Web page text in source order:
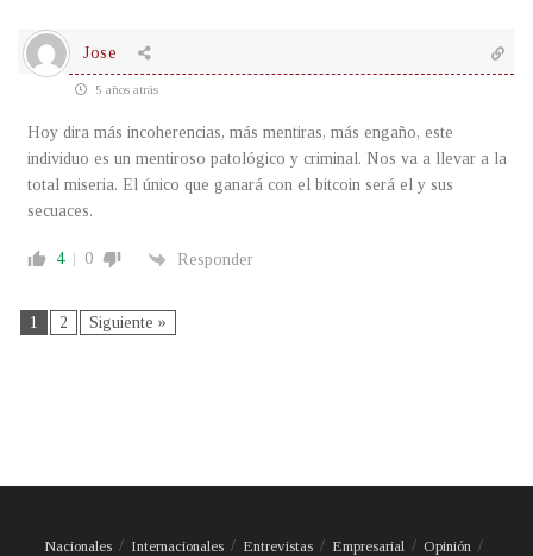
Jose
5 años atrás
Hoy dira más incoherencias, más mentiras, más engaño, este
individuo es un mentiroso patológico y criminal. Nos va a llevar a la
total miseria. El único que ganará con el bitcoin será el y sus
secuaces.
4 0 Responder
1 2 Siguiente »
Nacionales Internacionales Entrevistas Empresarial Opinión